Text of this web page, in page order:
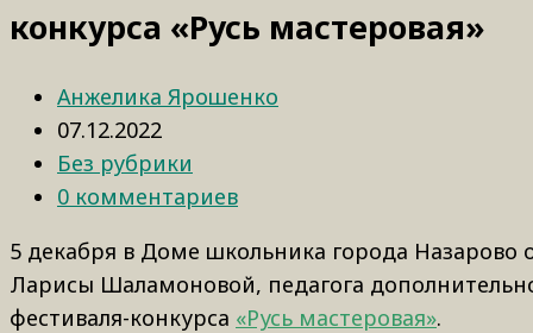
конкурса «Русь мастеровая»
Анжелика Ярошенко
07.12.2022
Без рубрики
0 комментариев
5 декабря в Доме школьника города Назарово
Ларисы Шаламоновой, педагога
фестиваля-конкурса «Русь мастеровая».